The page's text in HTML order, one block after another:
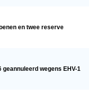
en twee reserve
geannuleerd wegens EHV-1